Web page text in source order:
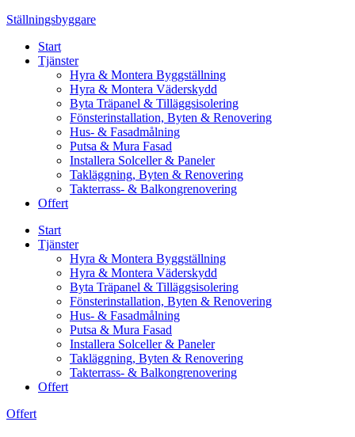
Skip
content
Ställningsbyggare
Start
Tjänster
Hyra & Montera Byggställning
Hyra & Montera Väderskydd
Byta Träpanel & Tilläggsisolering
Fönsterinstallation, Byten & Renovering
Hus- & Fasadmålning
Putsa & Mura Fasad
Installera Solceller & Paneler
Takläggning, Byten & Renovering
Takterrass- & Balkongrenovering
Offert
Start
Tjänster
Hyra & Montera Byggställning
Hyra & Montera Väderskydd
Byta Träpanel & Tilläggsisolering
Fönsterinstallation, Byten & Renovering
Hus- & Fasadmålning
Putsa & Mura Fasad
Installera Solceller & Paneler
Takläggning, Byten & Renovering
Takterrass- & Balkongrenovering
Offert
Offert